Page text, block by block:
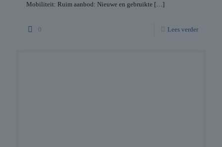
Mobiliteit: Ruim aanbod: Nieuwe en gebruikte […]
0 Lees verder